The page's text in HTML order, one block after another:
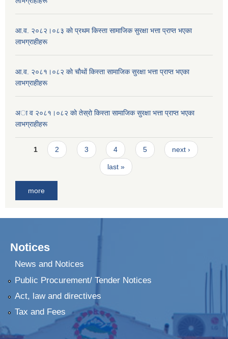
आ.व. २०८२।०८३ काे प्रथम किस्ता सामाजिक सुरक्षा भत्ता प्राप्त भएका
लाभग्राहीहरू
आ.व. २०८१।०८२ काे चाैथाें किस्ता सामाजिक सुरक्षा भत्ता प्राप्त भएका
लाभग्राहीहरू
अा व २०८१।०८२ काे तेस्राे किस्ता सामाजिक सुरक्षा भत्ता प्राप्त भएका
लाभग्राहीहरू
Pages
1 2 3 4 5 next ›
last »
more
Notices
News and Notices
Public Procurement/ Tender Notices
Act, law and directives
Tax and Fees